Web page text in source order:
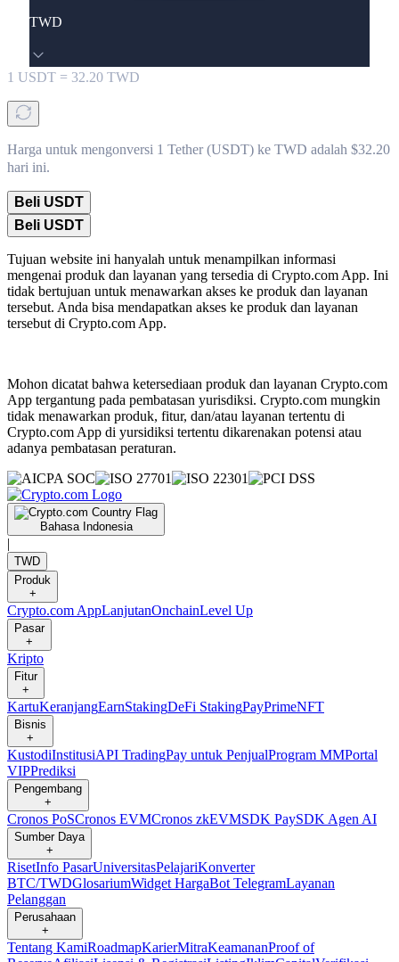
TWD
1 USDT = 32.20 TWD
Harga untuk mengonversi 1 Tether (USDT) ke TWD adalah $32.20
hari ini.
Beli USDT
Beli USDT
Tujuan website ini hanyalah untuk menampilkan informasi
mengenai produk dan layanan yang tersedia di Crypto.com App. Ini
tidak bertujuan untuk menawarkan akses ke produk dan layanan
tersebut. Anda bisa mendapatkan akses ke produk dan layanan
tersebut di Crypto.com App.
Mohon dicatat bahwa ketersediaan produk dan layanan Crypto.com
App tergantung pada pembatasan yurisdiksi. Crypto.com mungkin
tidak menawarkan produk, fitur, dan/atau layanan tertentu di
Crypto.com App di yursidiksi tertentu dikarenakan potensi atau
adanya pembatasan peraturan.
Bahasa Indonesia
|
TWD
Produk
+
Crypto.com AppLanjutanOnchainLevel Up
Pasar
+
Kripto
Fitur
+
KartuKeranjangEarnStakingDeFi StakingPayPrimeNFT
Bisnis
+
KustodiInstitusiAPI TradingPay untuk PenjualProgram MMPortal
VIPPrediksi
Pengembang
+
Cronos PoSCronos EVMCronos zkEVMSDK PaySDK Agen AI
Sumber Daya
+
RisetInfo PasarUniversitasPelajariKonverter
BTC/TWDGlosariumWidget HargaBot TelegramLayanan
Pelanggan
Perusahaan
+
Tentang KamiRoadmapKarierMitraKeamananProof of